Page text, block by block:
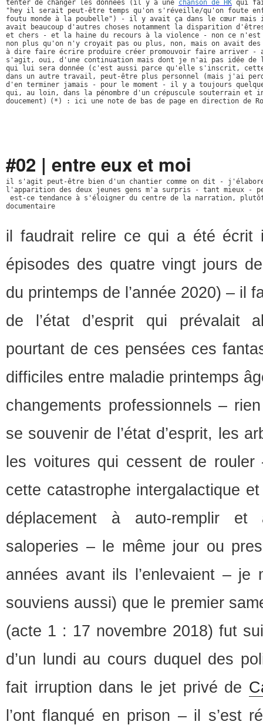
tenter de changer les données (il y a une chanson de HK qui
"hey il serait peut-être temps qu'on s'réveille/qu'on foute
foutu monde à la poubelle") - il y avait ça dans le cœur
avait beaucoup d'autres choses notamment la disparition
et chers - et la haine du recours à la violence - non ce
non plus qu'on n'y croyait pas ou plus, non, mais on avait
à dire faire écrire produire créer promouvoir faire arriver
s'agit, oui, d'une continuation mais dont je n'ai pas idée
qui lui sera donnée (c'est aussi parce qu'elle s'inscrit,
dans un autre travail, peut-être plus personnel (mais j'ai
d'en terminer jamais - pour le moment - il y a toujours
qui, au loin, dans la pénombre d'un crépuscule souterrain
doucement)
(*) : ici une note de bas de page en direction de
#02 | entre eux et moi
il s'agit peut-être bien d'un chantier comme on dit -
l'apparition des deux jeunes gens m'a surpris - tant mieux -
est-ce tendance à s'éloigner du centre de la narration,
documentaire
il faudrait relire ce qui a été
épisodes des quatre vingt jours
du printemps de l’année 2020) – il
de l’état d’esprit qui prévalait
pourtant de ces pensées ces
difficiles entre maladie printemps
changements professionnels –
se souvenir de l’état d’esprit, les
les voitures qui cessent de
cette catastrophe intergalactique
déplacement à auto-remplir et
saloperies – le même jour ou
années avant ils l’enlevaient – je
souviens aussi) que le premier
(acte 1 : 17 novembre 2018) fut
d’un lundi au cours duquel des
fait irruption dans le jet privé de
l’ont flanqué en prison – il s’est